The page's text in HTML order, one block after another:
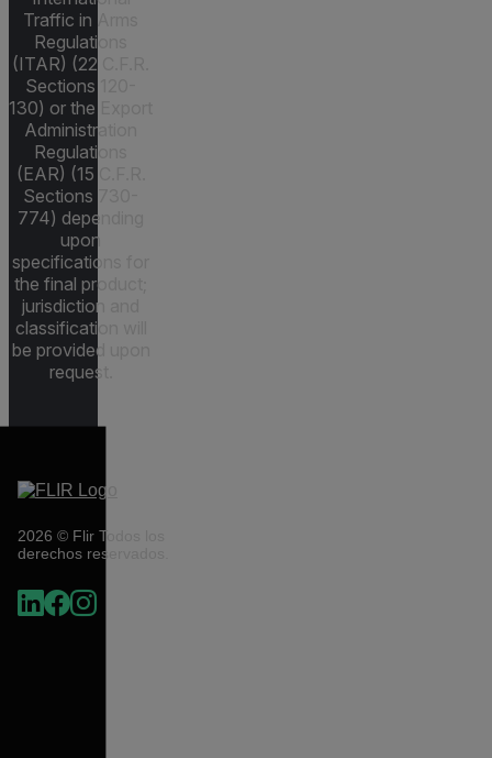
Traffic in Arms
Regulations
(ITAR) (22 C.F.R.
Sections 120-
130) or the Export
Administration
Regulations
(EAR) (15 C.F.R.
Sections 730-
774) depending
upon
specifications for
the final product;
jurisdiction and
classification will
be provided upon
request.
2026 © Flir Todos los
derechos reservados.